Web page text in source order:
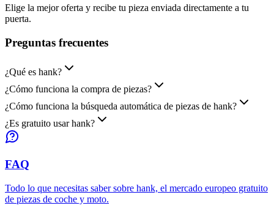
Elige la mejor oferta y recibe tu pieza enviada directamente a tu
puerta.
Preguntas frecuentes
¿Qué es hank?
¿Cómo funciona la compra de piezas?
¿Cómo funciona la búsqueda automática de piezas de hank?
¿Es gratuito usar hank?
FAQ
Todo lo que necesitas saber sobre hank, el mercado europeo gratuito
de piezas de coche y moto.